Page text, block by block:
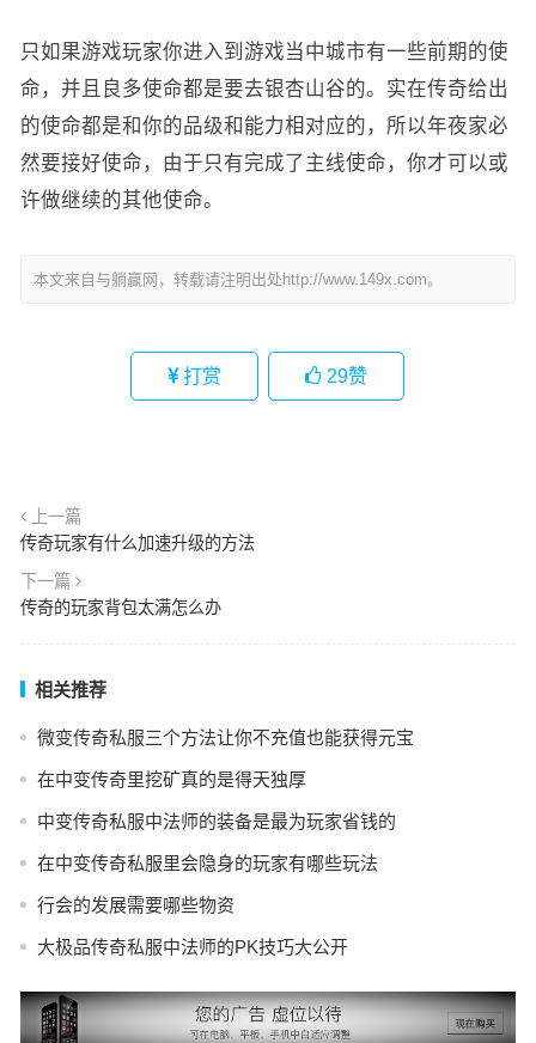
只如果游戏玩家你进入到游戏当中城市有一些前期的使
命，并且良多使命都是要去银杏山谷的。实在传奇给出
的使命都是和你的品级和能力相对应的，所以年夜家必
然要接好使命，由于只有完成了主线使命，你才可以或
许做继续的其他使命。
本文来自与躺赢网，转载请注明出处http://www.149x.com。
打赏 29赞
上一篇
传奇玩家有什么加速升级的方法
下一篇
传奇的玩家背包太满怎么办
相关推荐
微变传奇私服三个方法让你不充值也能获得元宝
在中变传奇里挖矿真的是得天独厚
中变传奇私服中法师的装备是最为玩家省钱的
在中变传奇私服里会隐身的玩家有哪些玩法
行会的发展需要哪些物资
大极品传奇私服中法师的PK技巧大公开